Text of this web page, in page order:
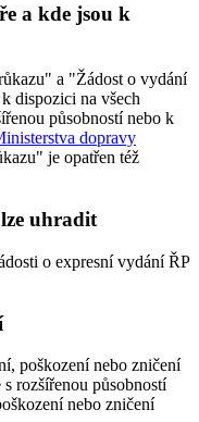
a kde jsou k
a "Žádost o vydání
dispozici na všech
působností nebo k
dopravy
je opatřen též
uhradit
o expresní vydání ŘP
poškození nebo zničení
rozšířenou působností
nebo zničení